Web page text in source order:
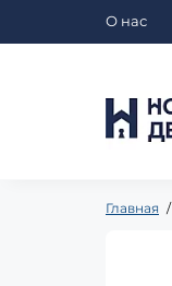
О нас
Главная